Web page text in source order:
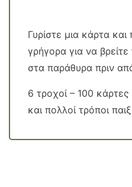
Γυρίστε μια κάρτα
γρήγορα για να βρείτε
στα παράθυρα πριν
6 τροχοί – 100
και πολλοί τρόποι